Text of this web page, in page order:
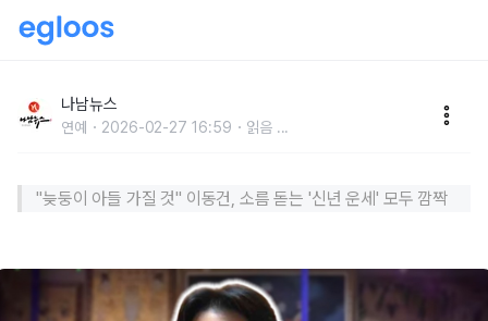
두 깜짝나남뉴스
연예 2026-02-27 16:59 읽음 ...
"늦둥이 아들 가질 것" 이동건, 소름 돋​는 '신년 운세' 모두 깜짝